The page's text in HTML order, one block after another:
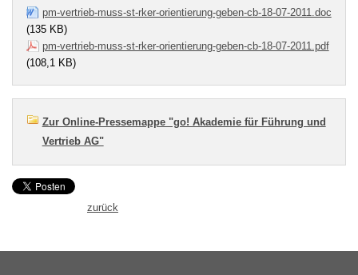
pm-vertrieb-muss-st-rker-orientierung-geben-cb-18-07-2011.doc
(135 KB)
pm-vertrieb-muss-st-rker-orientierung-geben-cb-18-07-2011.pdf
(108,1 KB)
Zur Online-Pressemappe "go! Akademie für Führung und
Vertrieb AG"
zurück